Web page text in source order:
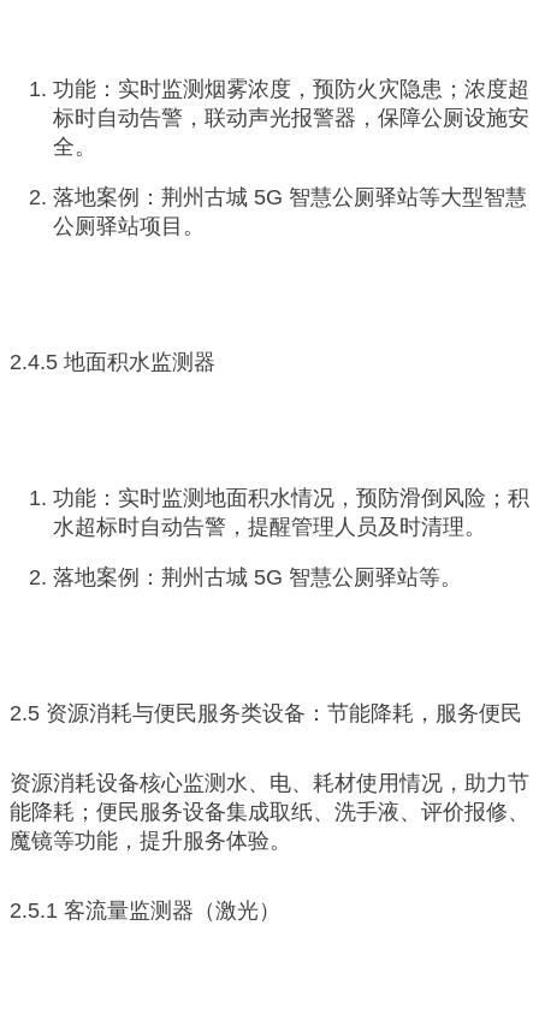
功能：实时监测烟雾浓度，预防火灾隐患；浓度超
标时自动告警，联动声光报警器，保障公厕设施安
全。
落地案例：荆州古城 5G 智慧公厕驿站等大型智慧
公厕驿站项目。
2.4.5 地面积水监测器
功能：实时监测地面积水情况，预防滑倒风险；积
水超标时自动告警，提醒管理人员及时清理。
落地案例：荆州古城 5G 智慧公厕驿站等。
2.5 资源消耗与便民服务类设备：节能降耗，服务便民
资源消耗设备核心监测水、电、耗材使用情况，助力节
能降耗；便民服务设备集成取纸、洗手液、评价报修、
魔镜等功能，提升服务体验。
2.5.1 客流量监测器（激光）